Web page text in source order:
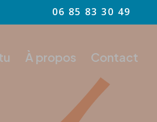
06 85 83 30 49
À propos Contact